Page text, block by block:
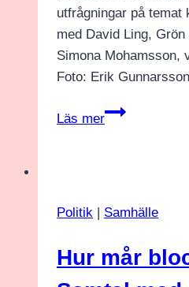
utfrågningar på
med David Ling,
Simona Mohamsson,
Foto: Erik
Läs mer
Philip
och
Politik | Samhälle
Hur mår